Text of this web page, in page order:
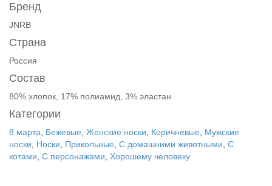
Бренд
JNRB
Страна
Россия
Состав
80% хлопок, 17% полиамид, 3% эластан
Категории
8 марта Бежевые Женские носки Коричневые
Мужские
носки
Носки Прикольные С домашними животными С
котами С персонажами Хорошему человеку